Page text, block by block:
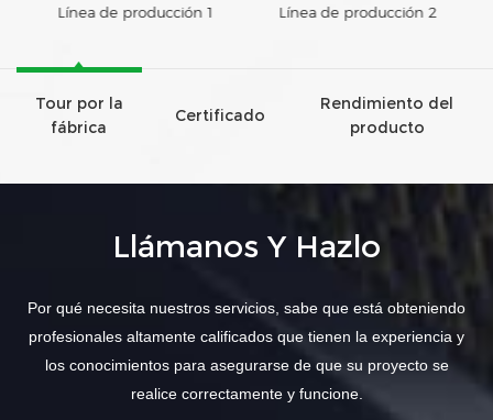
Línea de producción 1 Línea de producción 2
Tour por la
fábrica
Certificado
Rendimiento del
producto
Llámanos Y Hazlo
Por qué necesita nuestros servicios, sabe que está obteniendo
profesionales altamente calificados que tienen la experiencia y
los conocimientos para asegurarse de que su proyecto se
realice correctamente y funcione.